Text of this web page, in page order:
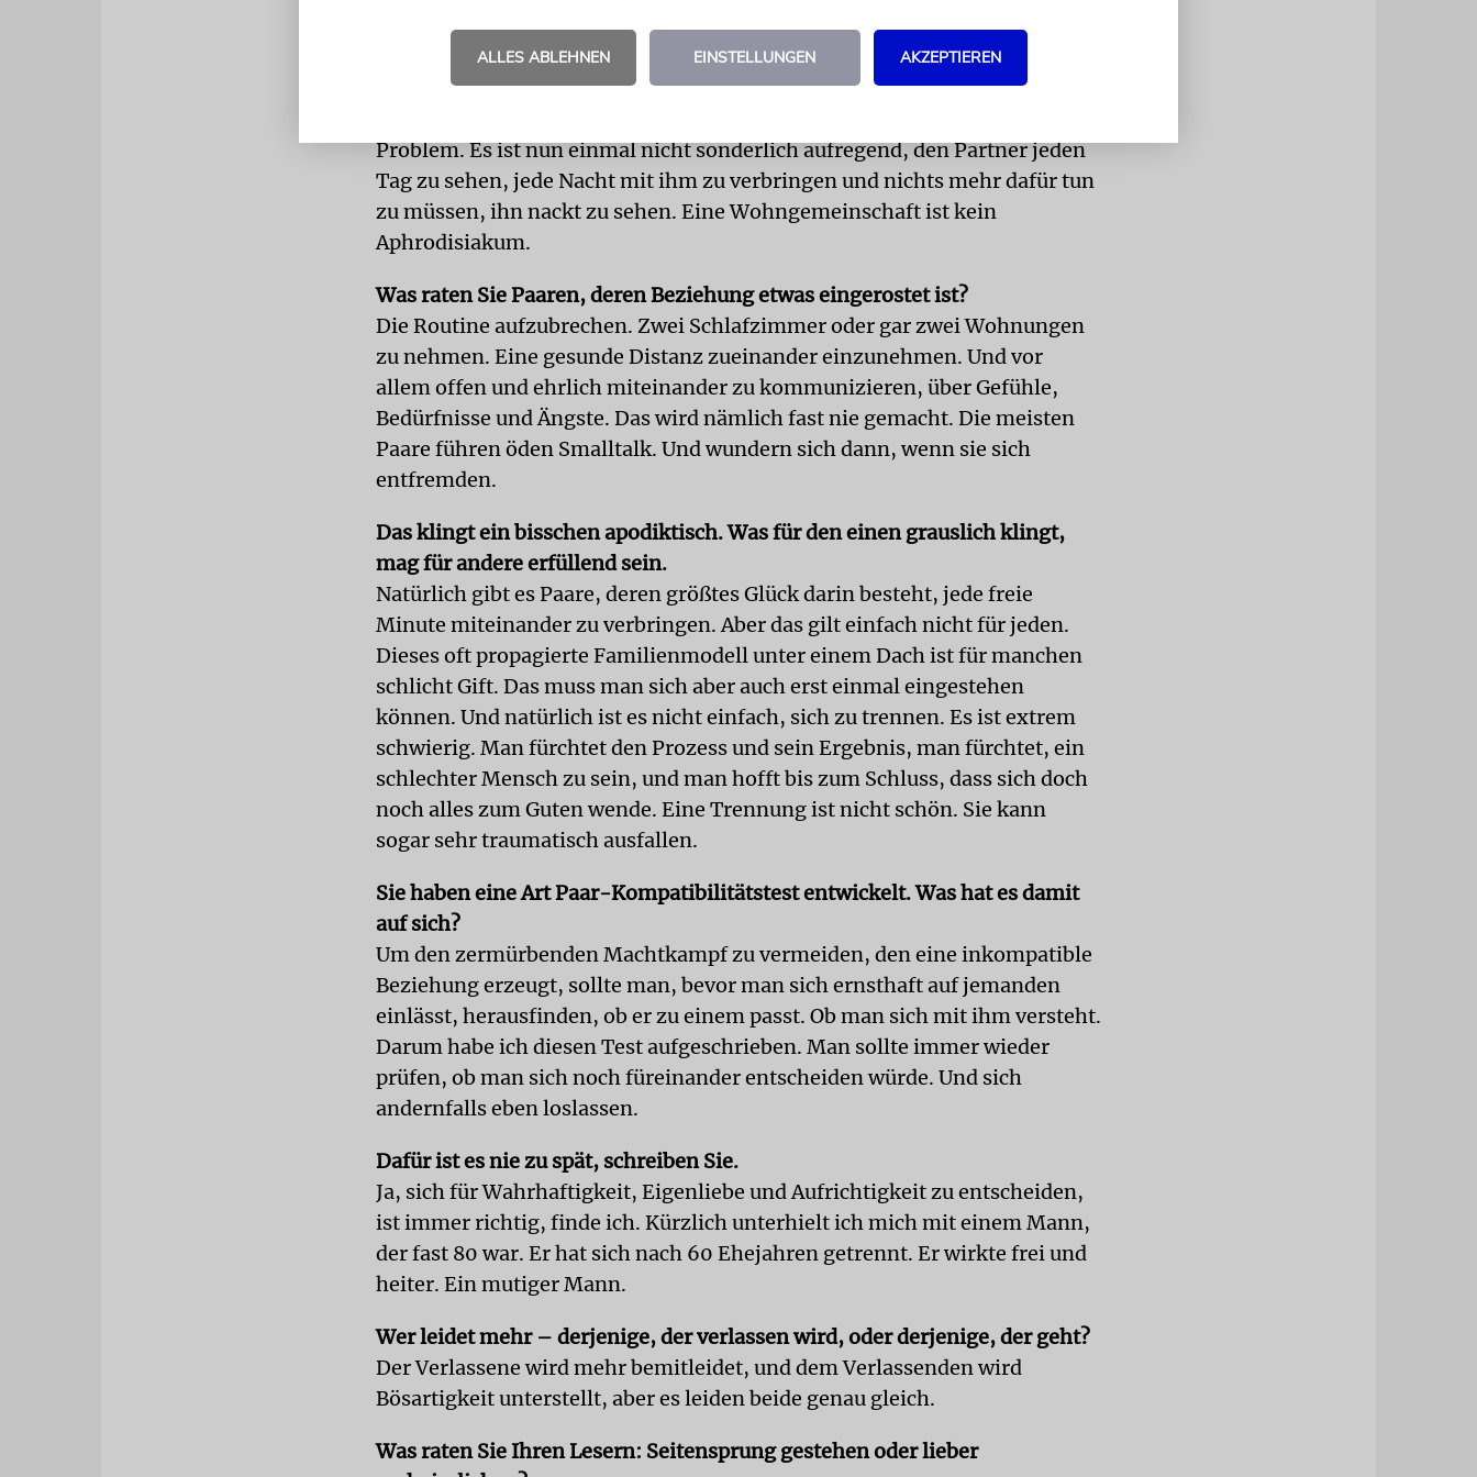
Und wenn zwei einander lieben und verstehen, ist das dann Ihrer
Erfahrung nach eine Erfolgsgarantie?
Problem. Es ist nun einmal nicht sonderlich aufregend, den Partner jeden
Tag zu sehen, jede Nacht mit ihm zu verbringen und nichts mehr dafür tun
zu müssen, ihn nackt zu sehen. Eine Wohngemeinschaft ist kein
Aphrodisiakum.
Was raten Sie Paaren, deren Beziehung etwas eingerostet ist?
Die Routine aufzubrechen. Zwei Schlafzimmer oder gar zwei Wohnungen
zu nehmen. Eine gesunde Distanz zueinander einzunehmen. Und vor
allem offen und ehrlich miteinander zu kommunizieren, über Gefühle,
Bedürfnisse und Ängste. Das wird nämlich fast nie gemacht. Die meisten
Paare führen öden Smalltalk. Und wundern sich dann, wenn sie sich
entfremden.
Das klingt ein bisschen apodiktisch. Was für den einen grauslich klingt,
mag für andere erfüllend sein.
Natürlich gibt es Paare, deren größtes Glück darin besteht, jede freie
Minute miteinander zu verbringen. Aber das gilt einfach nicht für jeden.
Dieses oft propagierte Familienmodell unter einem Dach ist für manchen
schlicht Gift. Das muss man sich aber auch erst einmal eingestehen
können. Und natürlich ist es nicht einfach, sich zu trennen. Es ist extrem
schwierig. Man fürchtet den Prozess und sein Ergebnis, man fürchtet, ein
schlechter Mensch zu sein, und man hofft bis zum Schluss, dass sich doch
noch alles zum Guten wende. Eine Trennung ist nicht schön. Sie kann
sogar sehr traumatisch ausfallen.
Sie haben eine Art Paar-Kompatibilitätstest entwickelt. Was hat es damit
auf sich?
Um den zermürbenden Machtkampf zu vermeiden, den eine inkompatible
Beziehung erzeugt, sollte man, bevor man sich ernsthaft auf jemanden
einlässt, herausfinden, ob er zu einem passt. Ob man sich mit ihm versteht.
Darum habe ich diesen Test aufgeschrieben. Man sollte immer wieder
prüfen, ob man sich noch füreinander entscheiden würde. Und sich
andernfalls eben loslassen.
Dafür ist es nie zu spät, schreiben Sie.
Ja, sich für Wahrhaftigkeit, Eigenliebe und Aufrichtigkeit zu entscheiden,
ist immer richtig, finde ich. Kürzlich unterhielt ich mich mit einem Mann,
der fast 80 war. Er hat sich nach 60 Ehejahren getrennt. Er wirkte frei und
heiter. Ein mutiger Mann.
Wer leidet mehr – derjenige, der verlassen wird, oder derjenige, der geht?
Der Verlassene wird mehr bemitleidet, und dem Verlassenden wird
Bösartigkeit unterstellt, aber es leiden beide genau gleich.
Was raten Sie Ihren Lesern: Seitensprung gestehen oder lieber
ALLES ABLEHNEN EINSTELLUNGEN AKZEPTIEREN